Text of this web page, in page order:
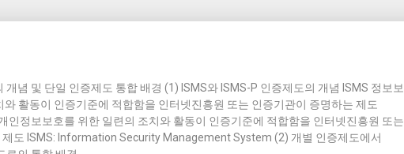
개념 및 단일 인증제도 통합 배경 (1) ISMS와 ISMS-P 인증제도의 개념 ISMS 정보보
와 활동이 인증기준에 적합함을 인터넷진흥원 또는 인증기관이 증명하는 제도
인정보보호를 위한 일련의 조치와 활동이 인증기준에 적합함을 인터넷진흥원 또는
제도 ISMS: Information Security Management System (2) 개별 인증제도에서